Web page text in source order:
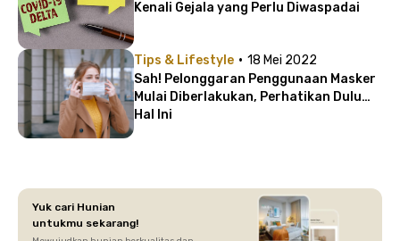
Kenali Gejala yang Perlu Diwaspadai
Tips & Lifestyle · 18 Mei 2022
Sah! Pelonggaran Penggunaan Masker
Mulai Diberlakukan, Perhatikan Dulu
Hal Ini
Yuk cari Hunian
untukmu sekarang!